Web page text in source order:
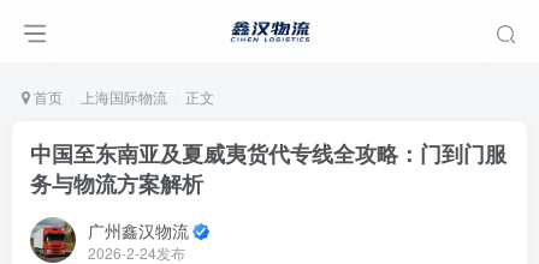
首页 上海国际物流 正文
中国至东南亚及夏威夷货代专线全攻略：门到门服
务与物流方案解析
广州鑫汉物流
2026-2-24发布